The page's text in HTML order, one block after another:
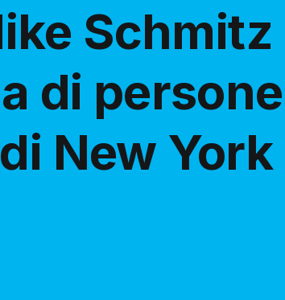
Schmitz
di persone
New York